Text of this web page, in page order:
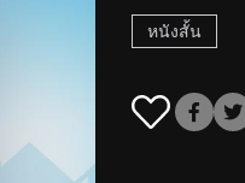
หนังสั้น